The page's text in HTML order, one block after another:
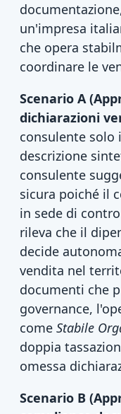
un'impresa
che opera
coordinare le
Scenario A
dichiarazioni
consulente solo
descrizione
consulente
sicura poiché il
in sede di
rileva che il
decide
vendita nel
documenti che
governance,
come Stabile
doppia
omessa
Scenario B